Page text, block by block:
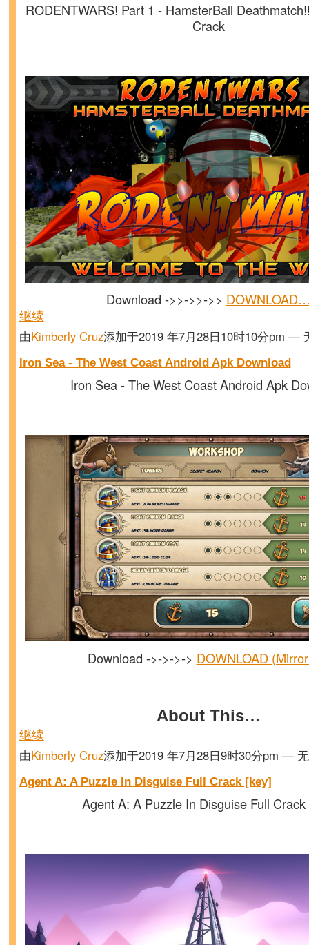
RODENTWARS! Part 1 - HamsterBall
Crack
Download ->>->>->>
继续
由Kimberly Cruz添加于2019 年7月28日10时10分pm —
Iron Sea - The West Coast Android Apk Download
Iron Sea - The West Coast Android Apk
Download ->->->-> DOWNLOAD
About This…
继续
由Kimberly Cruz添加于2019 年7月28日9时30分pm —
Agent A: A Puzzle In Disguise Full Crack [key]
Agent A: A Puzzle In Disguise Full Crack